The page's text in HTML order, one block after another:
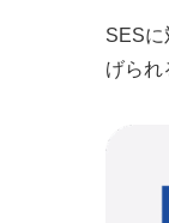
SESに
げられ